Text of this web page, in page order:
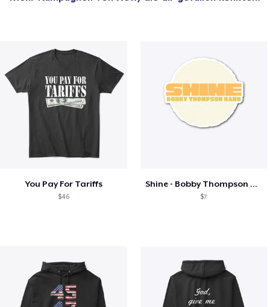
You Pay For Tariffs
$46
Shine - Bobby Thompson Band Merch
$7